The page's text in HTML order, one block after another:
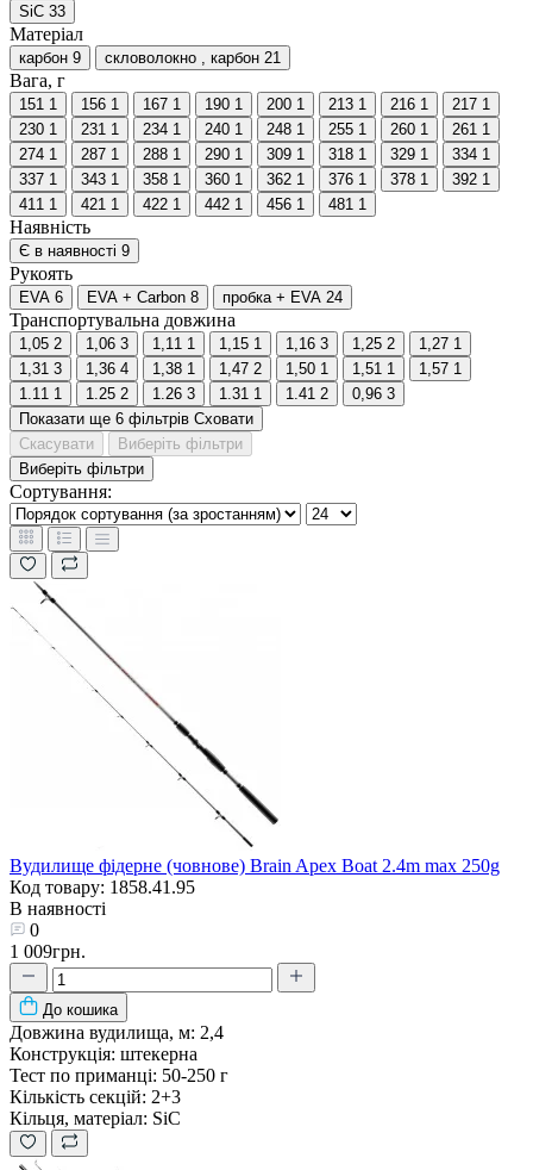
SiC 33
Матеріал
карбон 9 скловолокно , карбон 21
Вага, г
151 1 156 1 167 1 190 1 200 1 213 1 216 1 217 1
230 1 231 1 234 1 240 1 248 1 255 1 260 1 261 1
274 1 287 1 288 1 290 1 309 1 318 1 329 1 334 1
337 1 343 1 358 1 360 1 362 1 376 1 378 1 392 1
411 1 421 1 422 1 442 1 456 1 481 1
Наявність
Є в наявності 9
Рукоять
EVA 6 EVA + Carbon 8 пробка + EVA 24
Транспортувальна довжина
1,05 2 1,06 3 1,11 1 1,15 1 1,16 3 1,25 2 1,27 1
1,31 3 1,36 4 1,38 1 1,47 2 1,50 1 1,51 1 1,57 1
1.11 1 1.25 2 1.26 3 1.31 1 1.41 2 0,96 3
Показати ще 6 фільтрів Сховати
Скасувати
Виберіть фільтри
Виберіть фільтри
Сортування:
Вудилище фідерне (човнове) Brain Apex Boat 2.4m max 250g
Код товару: 1858.41.95
В наявності
0
1 009грн.
До кошика
Довжина вудилища, м: 2,4
Конструкція: штекерна
Тест по приманці: 50-250 г
Кількість секцій: 2+3
Кільця, матеріал: SiC